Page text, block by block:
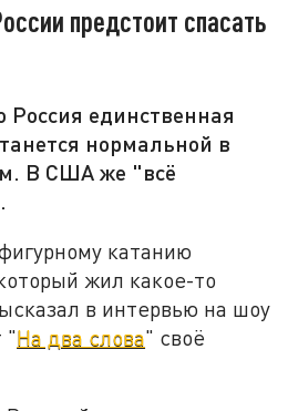
предстоит спасать
Россия единственная
нормальной в
В США же "всё
катанию
жил какое-то
в интервью на шоу
"На два слова" своё